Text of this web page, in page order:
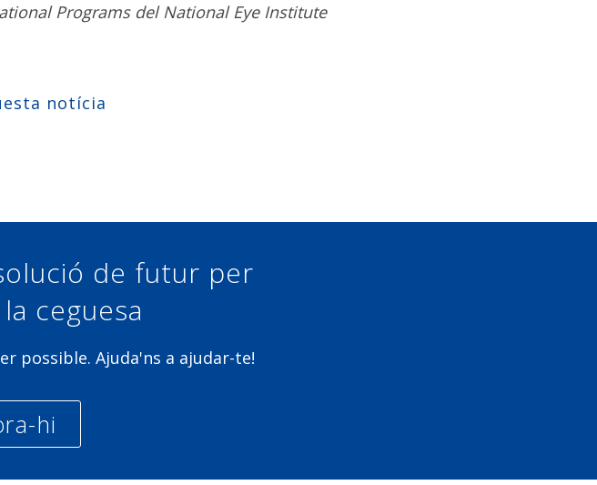
Programs del National Eye Institute
notícia
de futur per
ceguesa
possible. Ajuda'ns a ajudar-te!
hi